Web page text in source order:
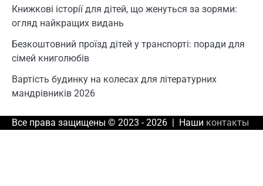
Книжкові історії для дітей, що женуться за зорями:
огляд найкращих видань
Безкоштовний проїзд дітей у транспорті: поради для
сімей книголюбів
Вартість будинку на колесах для літературних
мандрівників 2026
Все права защищены © 2023 - 2026 | Наши контакты